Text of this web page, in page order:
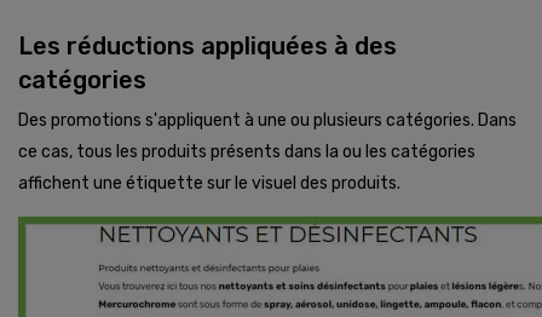
Les réductions appliquées à des
catégories
Des promotions s'appliquent à une ou plusieurs catégories. Dans
ce cas, tous les produits présents dans la ou les catégories
affichent une étiquette sur le visuel des produits.